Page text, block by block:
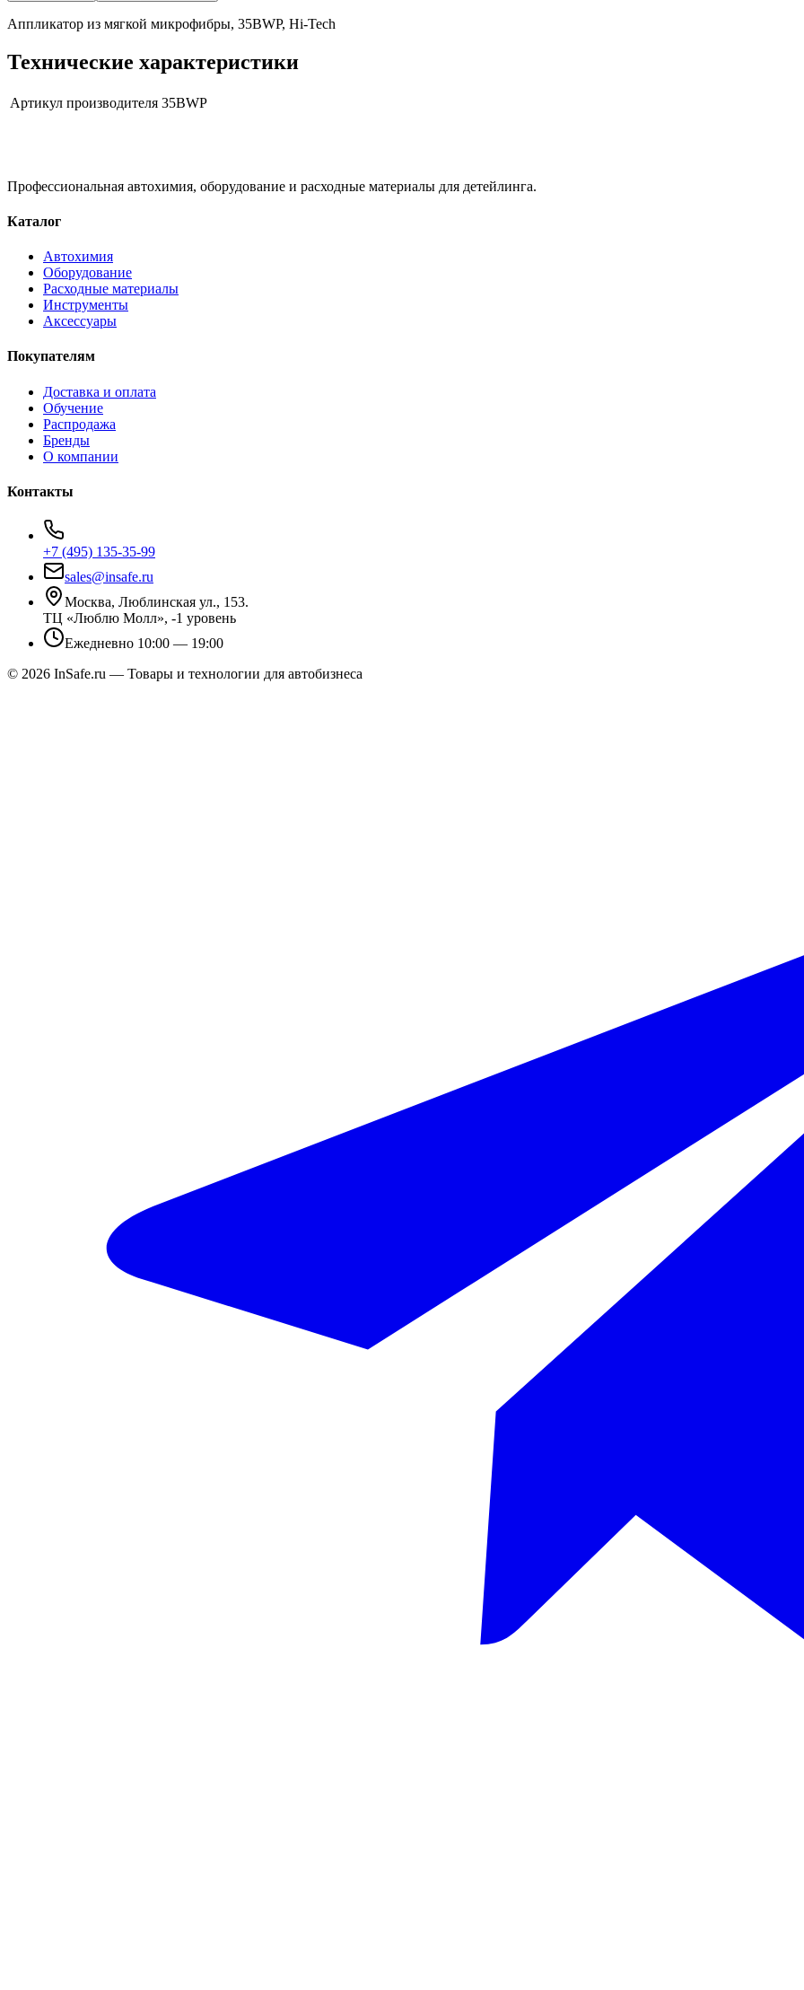
Аппликатор из мягкой микрофибры, 35BWP, Hi-Tech
Технические характеристики
Артикул производителя 35BWP
Профессиональная автохимия, оборудование и расходные материалы для детейлинга.
Каталог
Автохимия
Оборудование
Расходные материалы
Инструменты
Аксессуары
Покупателям
Доставка и оплата
Обучение
Распродажа
Бренды
О компании
Контакты
+7 (495) 135-35-99
sales@insafe.ru
Москва, Люблинская ул., 153.
ТЦ «Люблю Молл», -1 уровень
Ежедневно 10:00 — 19:00
© 2026 InSafe.ru — Товары и технологии для автобизнеса